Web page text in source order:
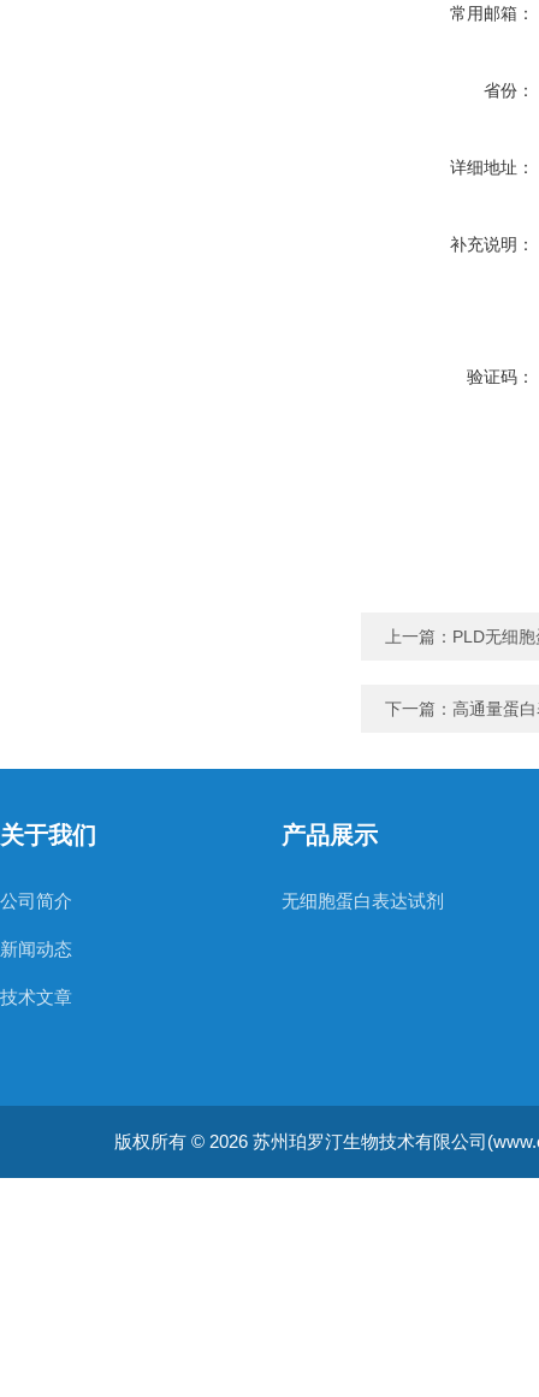
常用邮箱：
省份：
详细地址：
补充说明：
验证码：
上一篇： PLD无细
下一篇： 高通量蛋
关于我们
公司简介
新闻动态
技术文章
产品展示
无细胞蛋白表达试剂
版权所有 © 2026 苏州珀罗汀生物技术有限公司